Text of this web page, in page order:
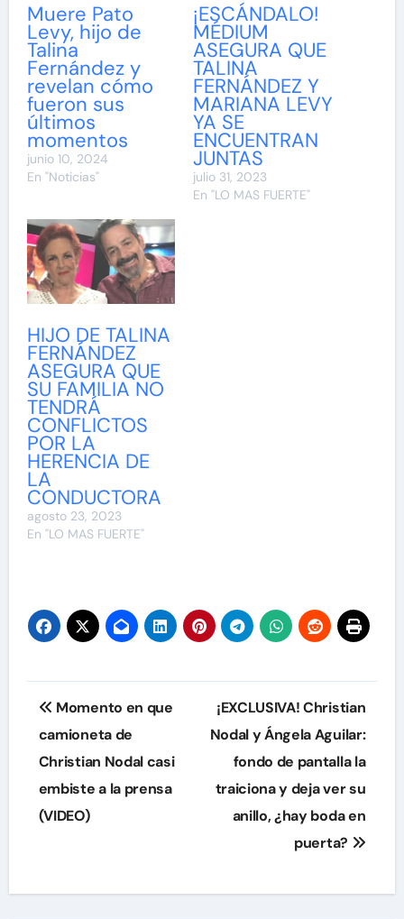
Muere Pato
Levy, hijo de
Talina
Fernández y
revelan cómo
fueron sus
últimos
momentos
junio 10, 2024
En "Noticias"
¡ESCÁNDALO!
MÉDIUM
ASEGURA QUE
TALINA
FERNÁNDEZ Y
MARIANA LEVY
YA SE
ENCUENTRAN
JUNTAS
julio 31, 2023
En "LO MAS FUERTE"
HIJO DE TALINA
FERNÁNDEZ
ASEGURA QUE
SU FAMILIA NO
TENDRÁ
CONFLICTOS
POR LA
HERENCIA DE
LA
CONDUCTORA
agosto 23, 2023
En "LO MAS FUERTE"
Navegación
de
entradas
Momento en que
camioneta de
Christian Nodal casi
embiste a la prensa
(VIDEO)
¡EXCLUSIVA! Christian
Nodal y Ángela Aguilar:
fondo de pantalla la
traiciona y deja ver su
anillo, ¿hay boda en
puerta?